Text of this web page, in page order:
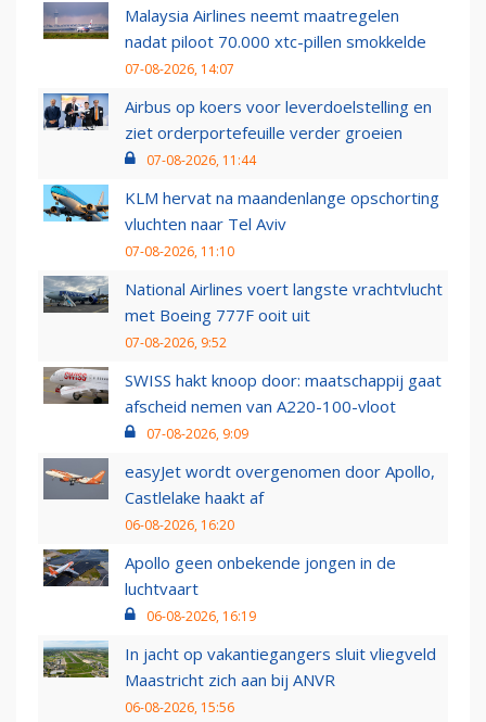
Malaysia Airlines neemt maatregelen
nadat piloot 70.000 xtc-pillen smokkelde
07-08-2026, 14:07
Airbus op koers voor leverdoelstelling en
ziet orderportefeuille verder groeien
07-08-2026, 11:44
KLM hervat na maandenlange opschorting
vluchten naar Tel Aviv
07-08-2026, 11:10
National Airlines voert langste vrachtvlucht
met Boeing 777F ooit uit
07-08-2026, 9:52
SWISS hakt knoop door: maatschappij gaat
afscheid nemen van A220-100-vloot
07-08-2026, 9:09
easyJet wordt overgenomen door Apollo,
Castlelake haakt af
06-08-2026, 16:20
Apollo geen onbekende jongen in de
luchtvaart
06-08-2026, 16:19
In jacht op vakantiegangers sluit vliegveld
Maastricht zich aan bij ANVR
06-08-2026, 15:56